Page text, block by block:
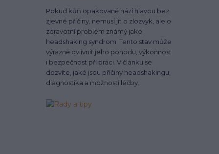
Pokud kůň opakovaně hází hlavou bez
zjevné příčiny, nemusí jít o zlozvyk, ale o
zdravotní problém známý jako
headshaking syndrom. Tento stav může
výrazně ovlivnit jeho pohodu, výkonnost
i bezpečnost při práci. V článku se
dozvíte, jaké jsou příčiny headshakingu,
diagnostika a možnosti léčby.